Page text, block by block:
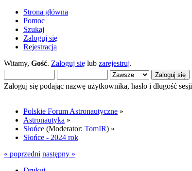
Strona główna
Pomoc
Szukaj
Zaloguj się
Rejestracja
Witamy, Gość. Zaloguj się lub zarejestruj.
Zaloguj się podając nazwę użytkownika, hasło i długość sesji
Polskie Forum Astronautyczne »
Astronautyka »
Słońce (Moderator: TomIR) »
Słońce - 2024 rok
« poprzedni następny »